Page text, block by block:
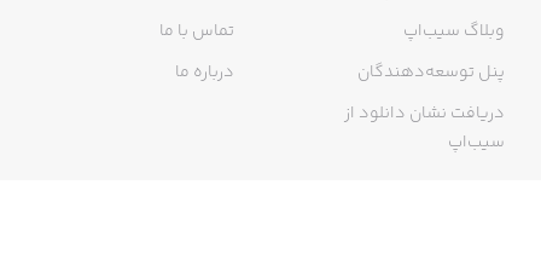
وبلاگ سیب‌اپ
پنل توسعه‌دهندگان
دریافت نشان دانلود از
سیب‌اپ
تماس با ما
درباره ما